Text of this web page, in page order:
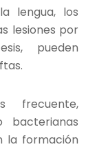
lengua, los
lesiones por
pueden
frecuente,
bacterianas
la formación